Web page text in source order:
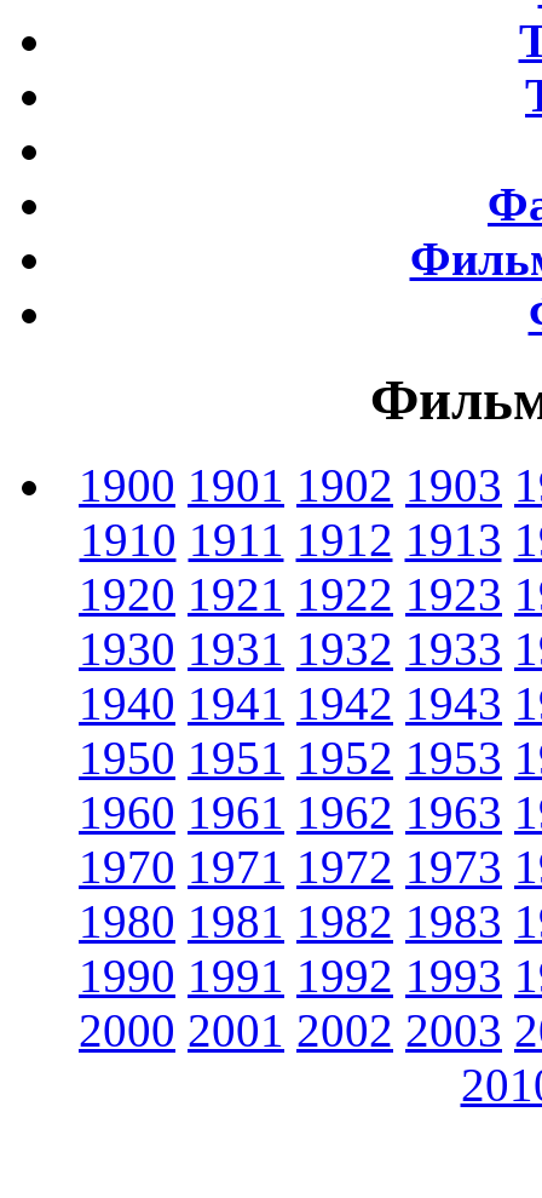
1900 1901 1902 1903
1910 1911 1912 1913
1920 1921 1922 1923
1930 1931 1932 1933
1940 1941 1942 1943
1950 1951 1952 1953
1960 1961 1962 1963
1970 1971 1972 1973
1980 1981 1982 1983
1990 1991 1992 1993
2000 2001 2002 2003